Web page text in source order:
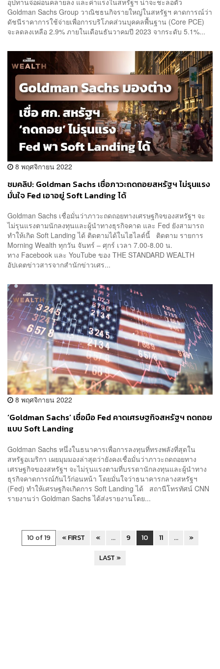
อุปทานจ่อผ่อนคลายลง และค่าแรงในสหรัฐฯ น่าจะชะลอตัว
Goldman Sachs Group วาณิชธนกิจรายใหญ่ในสหรัฐฯ คาดการณ์ว่า
ดัชนีราคาการใช้จ่ายเพื่อการบริโภคส่วนบุคคลพื้นฐาน (Core PCE)
จะลดลงเหลือ 2.9% ภายในเดือนธันวาคมปี 2023 จากระดับ 5.1%...
8 พฤศจิกายน 2022
ชมคลิป: Goldman Sachs เชื่อภาวะถดถอยสหรัฐฯ ไม่รุนแรง
มั่นใจ Fed เอาอยู่ Soft Landing ได้
Goldman Sachs เชื่อมั่นว่าภาวะถดถอยทางเศรษฐกิจของสหรัฐฯ จะ
ไม่รุนแรงตามนักลงทุนและผู้นำทางธุรกิจคาด และ Fed ยังสามารถ
ทำให้เกิด Soft Landing ได้ ติดตามได้ในไฮไลต์นี้ ติดตาม รายการ
Morning Wealth ทุกวัน จันทร์ – ศุกร์ เวลา 7.00-8.00 น.
ทาง Facebook และ YouTube ของ THE STANDARD WEALTH
อัปเดตข่าวสารจากสำนักข่าวเศร...
8 พฤศจิกายน 2022
‘Goldman Sachs’ เชื่อมือ Fed คาดเศรษฐกิจสหรัฐฯ ถดถอย
แบบ Soft Landing
Goldman Sachs หนึ่งในธนาคารเพื่อการลงทุนที่ทรงพลังที่สุดใน
สหรัฐอเมริกา เผยมุมมองล่าสุดว่ายังคงเชื่อมั่นว่าภาวะถดถอยทาง
เศรษฐกิจของสหรัฐฯ จะไม่รุนแรงตามที่บรรดานักลงทุนและผู้นำทาง
ธุรกิจคาดการณ์กันไว้ก่อนหน้า โดยมั่นใจว่าธนาคารกลางสหรัฐฯ
(Fed) ทำให้เศรษฐกิจเกิดการ Soft Landing ได้ สถานีโทรทัศน์ CNN
รายงานว่า Goldman Sachs ได้ส่งรายงานโดย...
10 of 19 « FIRST « ... 9 10 11 ...
»
LAST »